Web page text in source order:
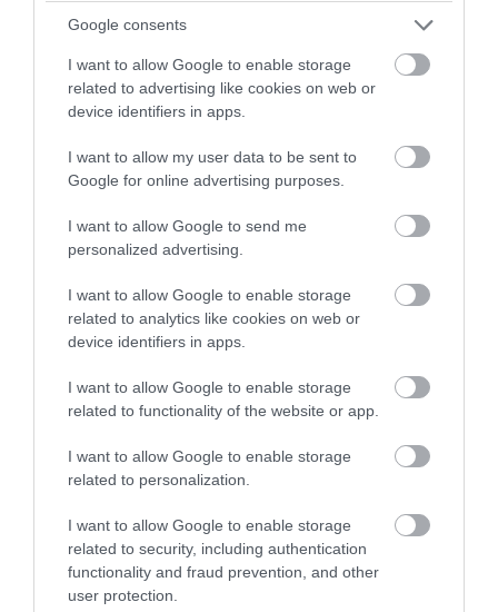
Google consents
I want to allow Google to enable storage
related to advertising like cookies on web or
device identifiers in apps.
I want to allow my user data to be sent to
Google for online advertising purposes.
I want to allow Google to send me
personalized advertising.
I want to allow Google to enable storage
related to analytics like cookies on web or
device identifiers in apps.
I want to allow Google to enable storage
related to functionality of the website or app.
I want to allow Google to enable storage
related to personalization.
I want to allow Google to enable storage
related to security, including authentication
functionality and fraud prevention, and other
user protection.